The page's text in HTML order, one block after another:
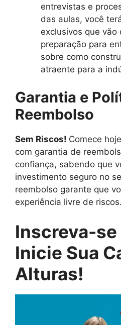
entrevistas e
das aulas, você
exclusivos que vão
preparação para
sobre como
atraente para a
Garantia e
Reembolso
Sem Riscos! Comece
com garantia de
confiança, sabendo que
investimento seguro no
reembolso garante que
experiência livre de riscos.
Inscreva-se
Inicie Sua
Alturas!